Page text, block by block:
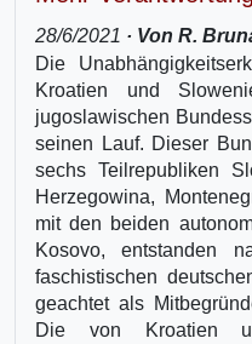
28/6/2021 · Von R.
Die
Kroatien und
jugoslawischen
seinen Lauf. Dieser
sechs Teilrepubliken
Herzegowina,
mit den beiden
Kosovo, entstanden
faschistischen
geachtet als
Die von Kroatien